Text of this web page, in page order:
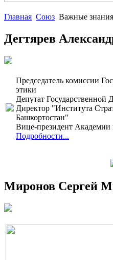
Главная Союз Важные знания
Дегтярев
Председатель комиссии
этики
Депутат
Директор "Института
Башкортостан"
Вице-президент Академии
Подробности...
Миронов Сергей